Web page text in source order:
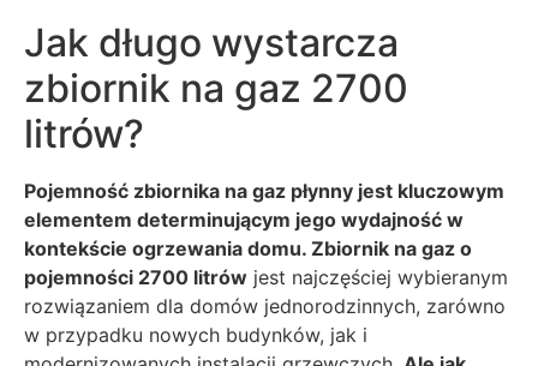
Jak długo wystarcza
zbiornik na gaz 2700
litrów?
Pojemność zbiornika na gaz płynny jest kluczowym
elementem determinującym jego wydajność w
kontekście ogrzewania domu. Zbiornik na gaz o
pojemności 2700 litrów jest najczęściej wybieranym
rozwiązaniem dla domów jednorodzinnych, zarówno
w przypadku nowych budynków, jak i